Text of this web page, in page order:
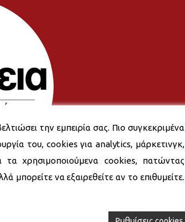
την εμπειρία σας. Πιο συγκεκριμένα
του, cookies για analytics, μάρκετινγκ,
τα χρησιμοποιούμενα cookies, πατώντας
μπορείτε να εξαιρεθείτε αν το επιθυμείτε.